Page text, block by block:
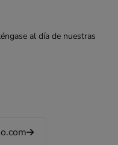
al día de nuestras